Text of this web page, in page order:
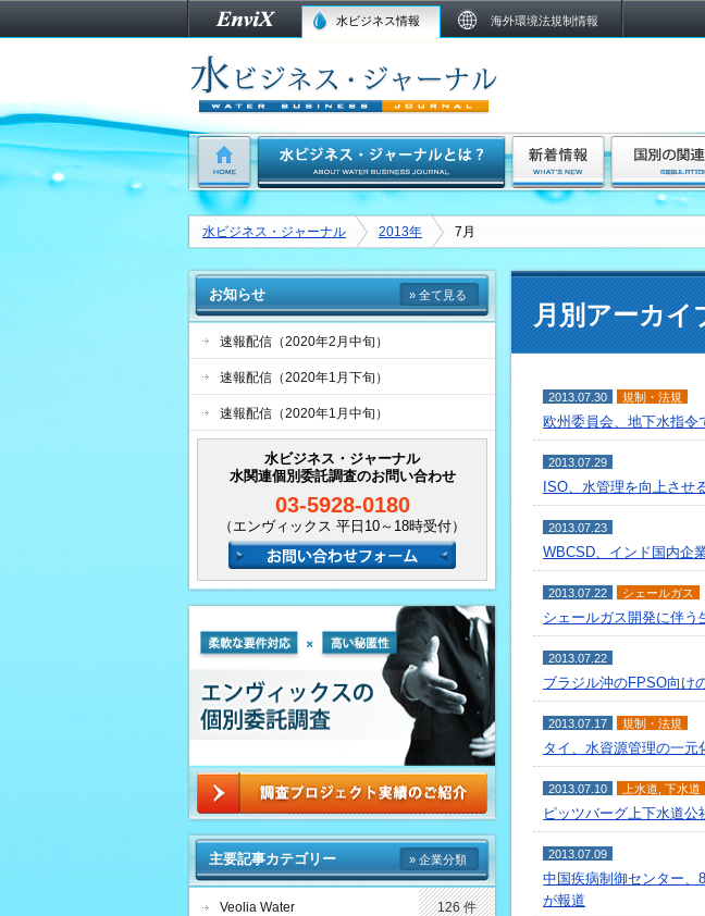
水ビジネス情報 海外環境法規制情報
水ビジネス・ジャーナル 2013年 7月
月別アーカ
2013.07.30 規制・法規
欧州委員会、地下水指令
2013.07.29
ISO、水管理を向上させ
2013.07.23
WBCSD、インド国内企
2013.07.22 シェールガス
シェールガス開発に伴
2013.07.22
ブラジル沖のFPSO向け
2013.07.17 規制・法規
タイ、水資源管理の一
2013.07.10 上水道 ,下水道
ピッツバーグ上下水道
2013.07.09
中国疾病制御センター
が報道
お知らせ » 全て見る
速報配信（2020年2月中旬）
速報配信（2020年1月下旬）
速報配信（2020年1月中旬）
水ビジネス・ジャーナル
水関連個別委託調査のお問い合わせ
03-5928-0180
（エンヴィックス 平日10～18時受付）
主要記事カテゴリー » 企業分類
Veolia Water 126 件